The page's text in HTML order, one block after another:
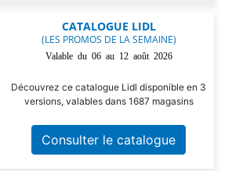
CATALOGUE LIDL
(LES PROMOS DE LA SEMAINE)
Valable du 06 au 12 août 2026
Découvrez ce catalogue Lidl disponible en 3
versions, valables dans 1687 magasins
Consulter le catalogue